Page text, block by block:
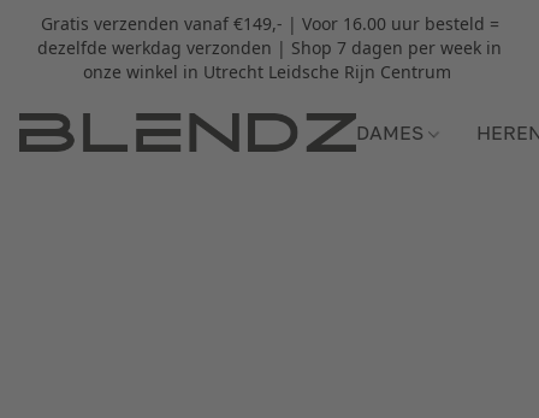
Gratis verzenden vanaf €149,- | Voor 16.00 uur besteld =
dezelfde werkdag verzonden | Shop 7 dagen per week in
onze winkel in Utrecht Leidsche Rijn Centrum
DAMES